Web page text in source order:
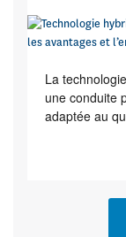
La
une conduite
adaptée au